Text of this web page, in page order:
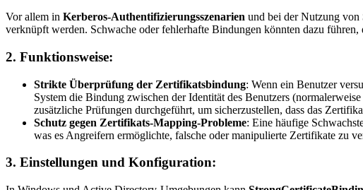
Vor allem in Kerberos-Authentifizierungsszenarien und bei der Nutzung von
verknüpft werden. Schwache oder fehlerhafte Bindungen könnten dazu
2. Funktionsweise:
Strikte Überprüfung der Zertifikatsbindung: Wenn ein Benutzer
System die Bindung zwischen der Identität des Benutzers
zusätzliche Prüfungen durchgeführt, um sicherzustellen, dass das
Schutz gegen Zertifikats-Mapping-Probleme: Eine häufige
was es Angreifern ermöglichte, falsche oder manipulierte Zertifikate zu
3. Einstellungen und Konfiguration: